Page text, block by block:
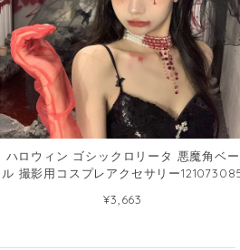
ハロウィン ゴシックロリータ 悪魔角ベー
ル 撮影用コスプレアクセサリー
¥3,663